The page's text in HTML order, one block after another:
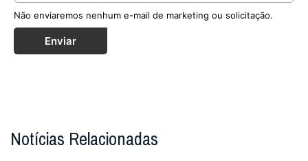
Não enviaremos nenhum e-mail de marketing ou solicitação.
Enviar
Notícias Relacionadas